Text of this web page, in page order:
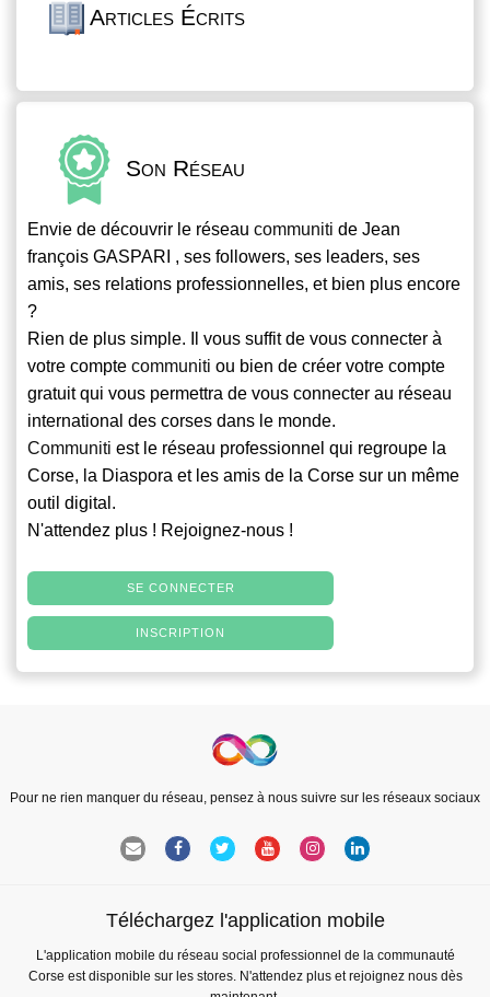
Articles Écrits
Son Réseau
Envie de découvrir le réseau communiti de Jean
françois GASPARI , ses followers, ses leaders, ses
amis, ses relations professionnelles, et bien plus encore
?
Rien de plus simple. Il vous suffit de vous connecter à
votre compte communiti ou bien de créer votre compte
gratuit qui vous permettra de vous connecter au réseau
international des corses dans le monde.
Communiti est le réseau professionnel qui regroupe la
Corse, la Diaspora et les amis de la Corse sur un même
outil digital.
N'attendez plus ! Rejoignez-nous !
SE CONNECTER
INSCRIPTION
Pour ne rien manquer du réseau, pensez à nous suivre sur les réseaux sociaux
Téléchargez l'application mobile
L'application mobile du réseau social professionnel de la communauté
Corse est disponible sur les stores. N'attendez plus et rejoignez nous dès